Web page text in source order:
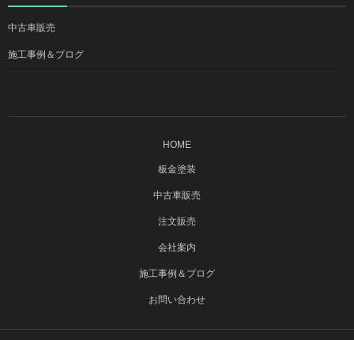
中古車販売
施工事例＆ブログ
HOME
板金塗装
中古車販売
注文販売
会社案内
施工事例＆ブログ
お問い合わせ